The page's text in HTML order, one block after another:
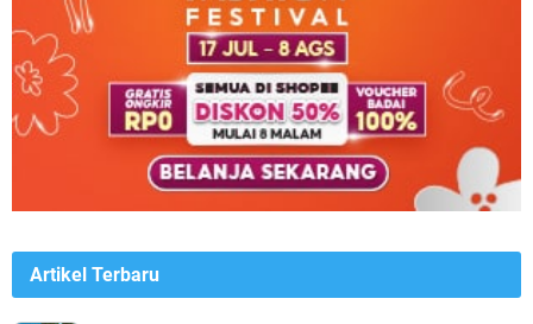
Artikel Terbaru